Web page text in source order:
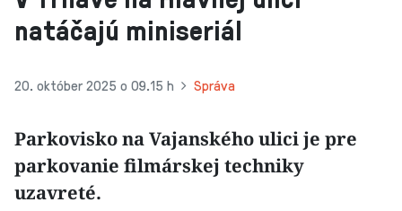
natáčajú miniseriál
20. október 2025 o 09.15 h Správa
Parkovisko na Vajanského ulici je pre
parkovanie filmárskej techniky
uzavreté.